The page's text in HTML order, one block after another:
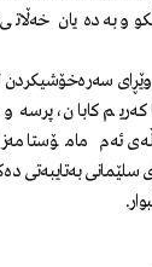
بە دەیان
سەرەخۆشیکردن
کەریم کابان،
ئەم مامۆستا
بەتایبەتی